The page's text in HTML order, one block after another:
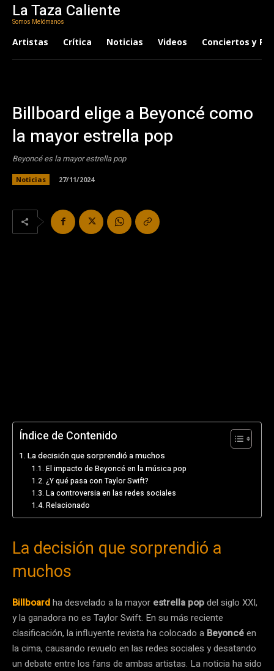
La Taza Caliente
Somos Melómanos
Artistas Crítica Noticias Videos Conciertos y
Billboard elige a Beyoncé como
la mayor estrella pop
Beyoncé es la mayor estrella pop
Noticias 27/11/2024
Índice de Contenido
La decisión que sorprendió a muchos
El impacto de Beyoncé en la música pop
¿Y qué pasa con Taylor Swift?
La controversia en las redes sociales
Relacionado
La decisión que sorprendió a
muchos
Billboardha desvelado a la mayor estrella popdel siglo XXI,
y la ganadora no es Taylor Swift. En su más reciente
clasificación, la influyente revista ha colocado a Beyoncéen
la cima, causando revuelo en las redes sociales y desatando
un debate entre los fans de ambas artistas. La noticia ha sido